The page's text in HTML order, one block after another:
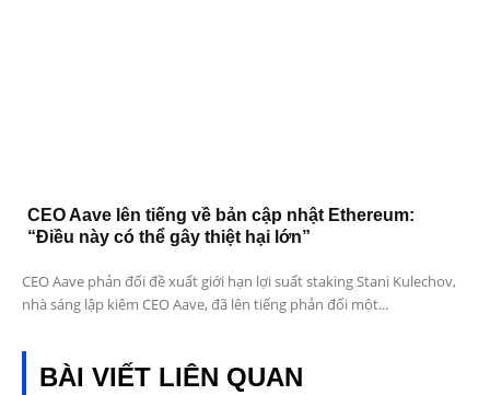
CEO Aave lên tiếng về bản cập nhật Ethereum:
“Điều này có thể gây thiệt hại lớn”
CEO Aave phản đối đề xuất giới hạn lợi suất staking Stani Kulechov,
nhà sáng lập kiêm CEO Aave, đã lên tiếng phản đối một...
BÀI VIẾT LIÊN QUAN